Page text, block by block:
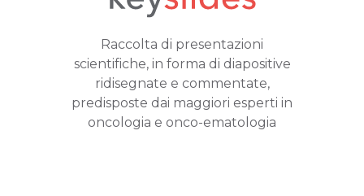
Raccolta di presentazioni
scientifiche, in forma di diapositive
ridisegnate e commentate,
predisposte dai maggiori esperti in
oncologia e onco-ematologia